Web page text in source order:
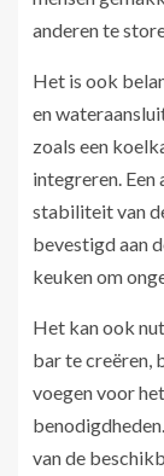
anderen te
Het is ook
en
zoals een
integreren.
stabiliteit van
bevestigd aan
keuken om
Het kan ook
bar te creëren,
voegen voor
van de